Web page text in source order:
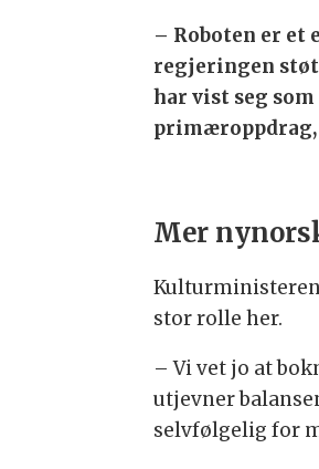
– Roboten er
regjeringen
har vist seg
primæroppdrag,
Mer
stor rolle her.
– Vi vet jo at
utjevner
selvfølgelig for